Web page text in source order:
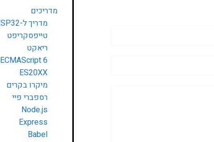
מדריכים
מדריך ל-ESP32 לילדים ולהורים מאפס
טייפסקריפט
ריאקט
ECMAScript 6
ES20XX
מיקרו בקרים
רספברי פיי
Node.js
Express
Babel